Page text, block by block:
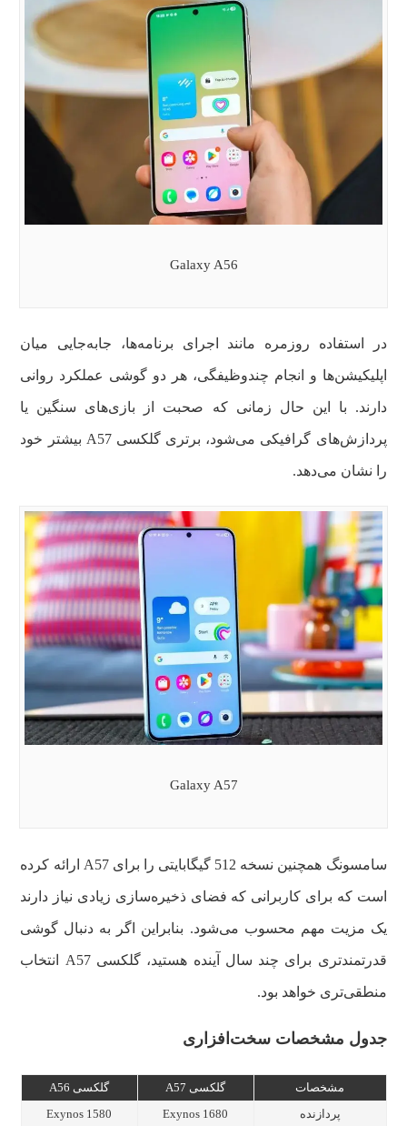
Galaxy A56
در استفاده روزمره مانند اجرای برنامه‌ها، جابه‌جایی میان
اپلیکیشن‌ها و انجام چندوظیفگی، هر دو گوشی عملکرد روانی
دارند. با این حال زمانی که صحبت از بازی‌های سنگین یا
پردازش‌های گرافیکی می‌شود، برتری گلکسی A57 بیشتر خود
را نشان می‌دهد.
Galaxy A57
سامسونگ همچنین نسخه 512 گیگابایتی را برای A57 ارائه کرده
است که برای کاربرانی که فضای ذخیره‌سازی زیادی نیاز دارند
یک مزیت مهم محسوب می‌شود. بنابراین اگر به دنبال گوشی
قدرتمندتری برای چند سال آینده هستید، گلکسی A57 انتخاب
منطقی‌تری خواهد بود.
جدول مشخصات سخت‌افزاری
مشخصات گلکسی A57
گلکسی A56
پردازنده
Exynos 1680
Exynos 1580